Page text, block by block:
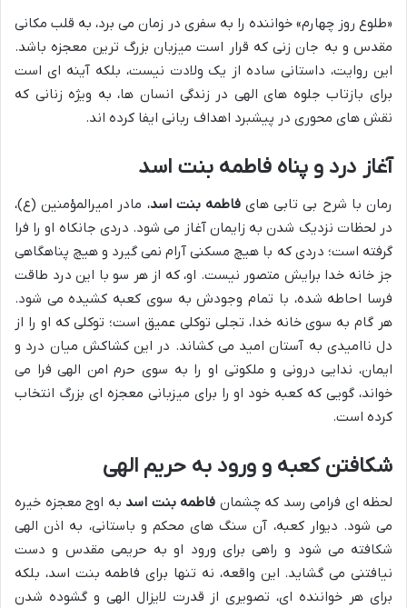
«طلوع روز چهارم» خواننده را به سفری در زمان می برد، به قلب مکانی
مقدس و به جان زنی که قرار است میزبان بزرگ ترین معجزه باشد.
این روایت، داستانی ساده از یک ولادت نیست، بلکه آینه ای است
برای بازتاب جلوه های الهی در زندگی انسان ها، به ویژه زنانی که
نقش های محوری در پیشبرد اهداف ربانی ایفا کرده اند.
آغاز درد و پناه فاطمه بنت اسد
رمان با شرح بی تابی هایفاطمه بنت اسد، مادر امیرالمؤمنین (ع)،
در لحظات نزدیک شدن به زایمان آغاز می شود. دردی جانکاه او را فرا
گرفته است؛ دردی که با هیچ مسکنی آرام نمی گیرد و هیچ پناهگاهی
جز خانه خدا برایش متصور نیست. او، که از هر سو با این درد طاقت
فرسا احاطه شده، با تمام وجودش به سوی کعبه کشیده می شود.
هر گام به سوی خانه خدا، تجلی توکلی عمیق است؛ توکلی که او را از
دل ناامیدی به آستان امید می کشاند. در این کشاکش میان درد و
ایمان، ندایی درونی و ملکوتی او را به سوی حرم امن الهی فرا می
خواند، گویی که کعبه خود او را برای میزبانی معجزه ای بزرگ انتخاب
کرده است.
شکافتن کعبه و ورود به حریم الهی
لحظه ای فرامی رسد که چشمان فاطمه بنت اسد به اوج معجزه خیره
می شود. دیوار کعبه، آن سنگ های محکم و باستانی، به اذن الهی
شکافته می شود و راهی برای ورود او به حریمی مقدس و دست
نیافتنی می گشاید. این واقعه، نه تنها برای فاطمه بنت اسد، بلکه
برای هر خواننده ای، تصویری از قدرت لایزال الهی و گشوده شدن